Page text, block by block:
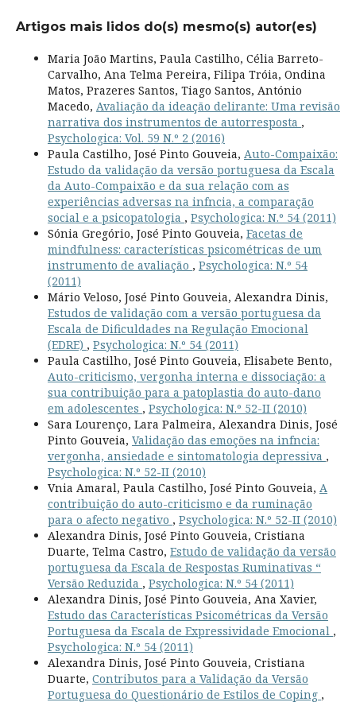
Artigos mais lidos do(s) mesmo(s) autor(es)
Maria João Martins, Paula Castilho, Célia Barreto-
Carvalho, Ana Telma Pereira, Filipa Tróia, Ondina
Matos, Prazeres Santos, Tiago Santos, António
Macedo, Avaliação da ideação delirante: Uma revisão
narrativa dos instrumentos de autorresposta ,
Psychologica: Vol. 59 N.º 2 (2016)
Paula Castilho, José Pinto Gouveia, Auto-Compaixão:
Estudo da validação da versão portuguesa da Escala
da Auto-Compaixão e da sua relação com as
experiências adversas na infncia, a comparação
social e a psicopatologia , Psychologica: N.º 54 (2011)
Sónia Gregório, José Pinto Gouveia, Facetas de
mindfulness: características psicométricas de um
instrumento de avaliação , Psychologica: N.º 54
(2011)
Mário Veloso, José Pinto Gouveia, Alexandra Dinis,
Estudos de validação com a versão portuguesa da
Escala de Dificuldades na Regulação Emocional
(EDRE) , Psychologica: N.º 54 (2011)
Paula Castilho, José Pinto Gouveia, Elisabete Bento,
Auto-criticismo, vergonha interna e dissociação: a
sua contribuição para a patoplastia do auto-dano
em adolescentes , Psychologica: N.º 52-II (2010)
Sara Lourenço, Lara Palmeira, Alexandra Dinis, José
Pinto Gouveia, Validação das emoções na infncia:
vergonha, ansiedade e sintomatologia depressiva ,
Psychologica: N.º 52-II (2010)
Vnia Amaral, Paula Castilho, José Pinto Gouveia, A
contribuição do auto-criticismo e da ruminação
para o afecto negativo , Psychologica: N.º 52-II (2010)
Alexandra Dinis, José Pinto Gouveia, Cristiana
Duarte, Telma Castro, Estudo de validação da versão
portuguesa da Escala de Respostas Ruminativas “
Versão Reduzida , Psychologica: N.º 54 (2011)
Alexandra Dinis, José Pinto Gouveia, Ana Xavier,
Estudo das Características Psicométricas da Versão
Portuguesa da Escala de Expressividade Emocional ,
Psychologica: N.º 54 (2011)
Alexandra Dinis, José Pinto Gouveia, Cristiana
Duarte, Contributos para a Validação da Versão
Portuguesa do Questionário de Estilos de Coping ,